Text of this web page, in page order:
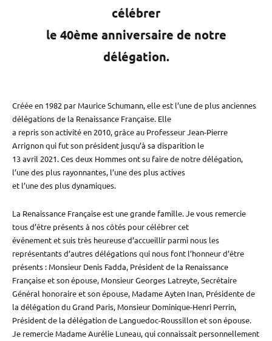
célébrer
le 40ème anniversaire de notre
délégation.
Créée en 1982 par Maurice Schumann, elle est l’une de plus anciennes
délégations de la Renaissance Française. Elle
a repris son activité en 2010, grâce au Professeur Jean-Pierre
Arrignon qui fut son président jusqu’à sa disparition le
13 avril 2021. Ces deux Hommes ont su faire de notre délégation,
l’une des plus rayonnantes, l’une des plus actives
et l’une des plus dynamiques.
La Renaissance Française est une grande famille. Je vous remercie
tous d’être présents à nos côtés pour célébrer cet
événement et suis très heureuse d’accueillir parmi nous les
représentants d’autres délégations qui nous font l’honneur d’être
présents : Monsieur Denis Fadda, Président de la Renaissance
Française et son épouse, Monsieur Georges Latreyte, Secrétaire
Général honoraire et son épouse, Madame Ayten Inan, Présidente de
la délégation du Grand Paris, Monsieur Dominique-Henri Perrin,
Président de la délégation de Languedoc-Roussillon et son épouse.
Je remercie Madame Aurélie Luneau, qui connaissait personnellement